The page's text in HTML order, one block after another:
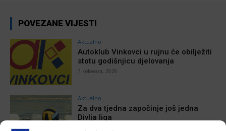
POVEZANE VIJESTI
Aktualno
Autoklub Vinkovci u rujnu će obilježiti
stotu godišnjicu djelovanja
7 kolovoza, 2026
Aktualno
Za dva tjedna započinje još jedna
Divlja liga